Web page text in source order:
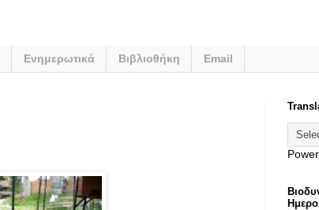
Ενημερωτικά Βιβλιοθήκη Email